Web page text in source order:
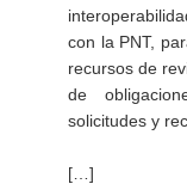
con la PNT,
recursos de
de
solicitudes y
[…]